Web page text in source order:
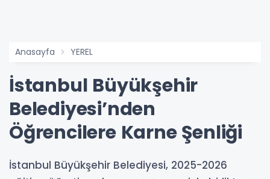
Anasayfa YEREL
İstanbul Büyükşehir
Belediyesi’nden
Öğrencilere Karne Şenliği
İstanbul Büyükşehir Belediyesi, 2025-2026